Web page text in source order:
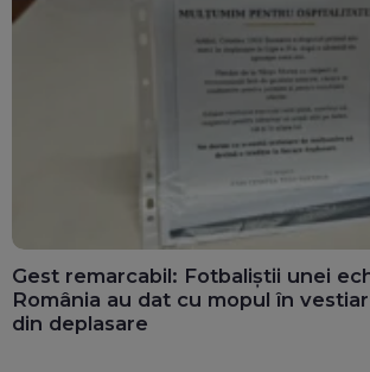
Gest remarcabil: Fotbaliștii unei
România au dat cu mopul în
din deplasare